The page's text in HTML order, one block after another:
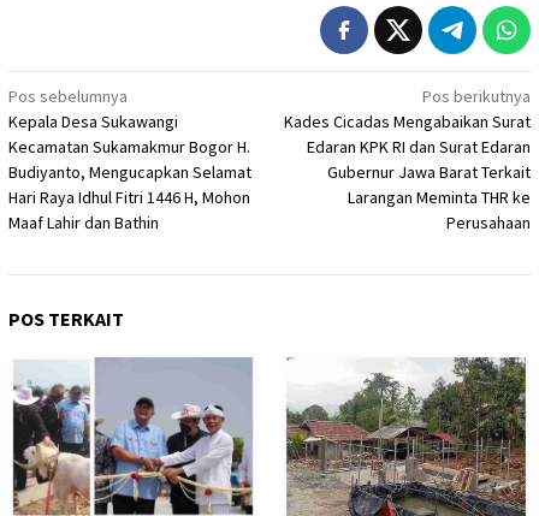
Navigasi
pos
Pos sebelumnya
Kepala Desa Sukawangi
Kecamatan Sukamakmur Bogor H.
Budiyanto, Mengucapkan Selamat
Hari Raya Idhul Fitri 1446 H, Mohon
Maaf Lahir dan Bathin
Pos berikutnya
Kades Cicadas Mengabaikan Surat
Edaran KPK RI dan Surat Edaran
Gubernur Jawa Barat Terkait
Larangan Meminta THR ke
Perusahaan
POS TERKAIT